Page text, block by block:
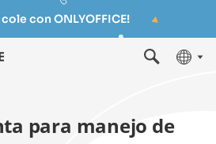
cole con ONLYOFFICE!
para manejo de